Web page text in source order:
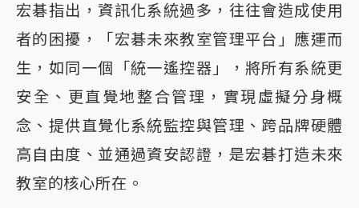
宏碁指出，資訊化系統過多，往往會造成使用
者的困擾，「宏碁未來教室管理平台」應運而
生，如同一個「統一遙控器」，將所有系統更
安全、更直覺地整合管理，實現虛擬分身概
念、提供直覺化系統監控與管理、跨品牌硬體
高自由度、並通過資安認證，是宏碁打造未來
教室的核心所在。